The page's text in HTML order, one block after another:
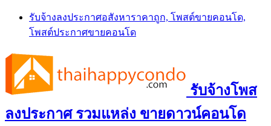
Skip
content
รับจ้างลงประกาศอสังหาราคาถูก, โพสต์ขายคอนโด,
โพสต์ประกาศขายคอนโด
รับจ้างโพส
ลงประกาศ รวมแหล่ง ขายดาวน์คอนโด